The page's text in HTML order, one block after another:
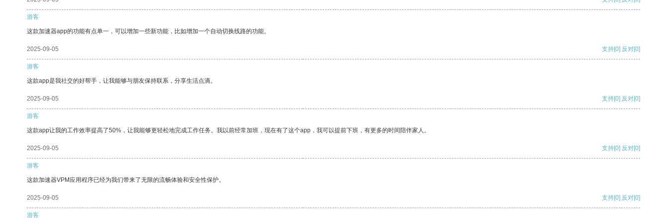
游客
这款加速器app的功能有点单一，可以增加一些新功能，比如增加一个自动切换线路的功能。
2025-09-05 支持[0] 反对[0]
游客
这款app是我社交的好帮手，让我能够与朋友保持联系，分享生活点滴。
2025-09-05 支持[0] 反对[0]
游客
这款app让我的工作效率提高了50%，让我能够更轻松地完成工作任务。我以前经常加班，现在有了这个app，我可以提前下班，有更多的时间陪伴家人。
2025-09-05 支持[0] 反对[0]
游客
这款加速器VPM应用程序已经为我们带来了无限的流畅体验和安全性保护。
2025-09-05 支持[0] 反对[0]
游客